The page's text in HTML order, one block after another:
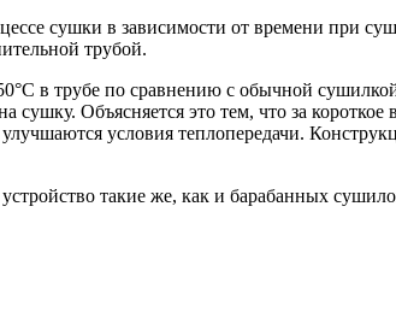
сушки в зависимости от времени при
трубой.
в трубе по сравнению с обычной
Объясняется это тем, что за
улучшаются условия теплопередачи.
такие же, как и барабанных